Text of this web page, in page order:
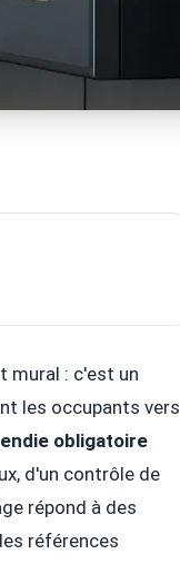
mural : c'est un
les occupants vers
obligatoire
d'un contrôle de
répond à des
références